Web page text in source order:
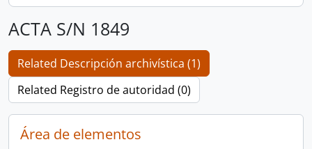
ACTA S/N 1849
Related Descripción archivística (1)
Related Registro de autoridad (0)
Área de elementos